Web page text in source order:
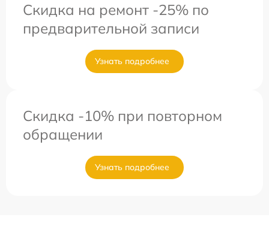
Скидка на ремонт -25% по
предварительной записи
Узнать подробнее
Скидка -10% при повторном
обращении
Узнать подробнее